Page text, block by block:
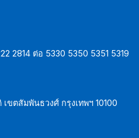
2814 ต่อ 5330 5350 5351 5319
ขตสัมพันธวงศ์ กรุงเทพฯ 10100